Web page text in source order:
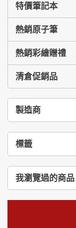
特價筆記本
熱銷原子筆
熱銷彩繪贈禮
清倉促銷品
製造商
標籤
我瀏覽過的商品